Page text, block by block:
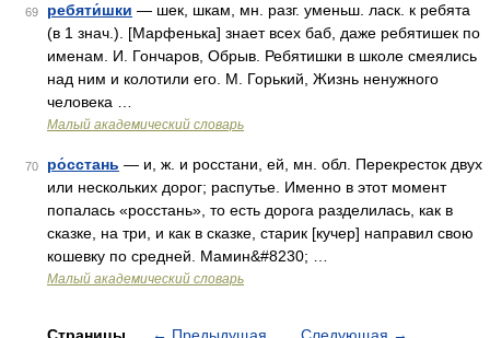
69 ребяти́шки — шек, шкам, мн. разг. уменьш. ласк. к ребята
(в 1 знач.). [Марфенька] знает всех баб, даже ребятишек по
именам. И. Гончаров, Обрыв. Ребятишки в школе смеялись
над ним и колотили его. М. Горький, Жизнь ненужного
человека …
Малый академический словарь
70 ро́сстань — и, ж. и росстани, ей, мн. обл. Перекресток двух
или нескольких дорог; распутье. Именно в этот момент
попалась «росстань», то есть дорога разделилась, как в
сказке, на три, и как в сказке, старик [кучер] направил свою
кошевку по средней. Мамин&#8230; …
Малый академический словарь